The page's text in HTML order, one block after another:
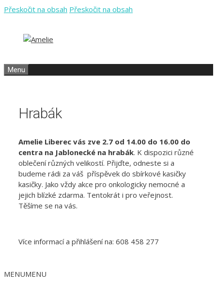
Přeskočit na obsah Přeskočit na obsah
Menu
Hrabák
Amelie Liberec vás zve 2.7 od 14.00 do 16.00 do
centra na Jablonecké na hrabák. K dispozici různé
oblečení různých velikostí. Přijďte, odneste si a
budeme rádi za váš příspěvek do sbírkové kasičky
kasičky. Jako vždy akce pro onkologicky nemocné a
jejich blízké zdarma. Tentokrát i pro veřejnost.
Těšíme se na vás.
Více informací a přihlášení na: 608 458 277
MENUMENU